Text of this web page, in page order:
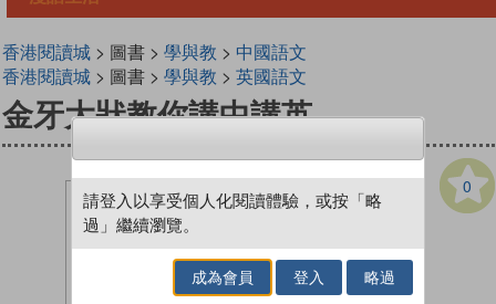
香港閱讀城> 圖書 > 學與教 > 中國語文
香港閱讀城> 圖書 > 學與教 > 英國語文
金牙大狀教你講中講英
0
請登入以享受個人化閱讀體驗，或按「略
過」繼續瀏覽。
成為會員 登入 略過